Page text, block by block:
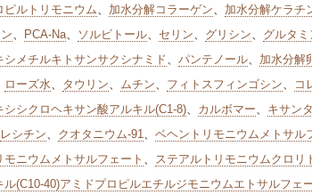
ピルトリモニウム、 加水分解コラーゲン、 加水分解ケラチ
、 PCA-Na、 ソルビトール、 セリン、 グリシン、 グルタミ
シメチルキトサンサクシナミド、 パンテノール、 加水分解
ローズ水、 タウリン、 ムチン、 フィトスフィンゴシン、 コ
シシクロヘキサン酸アルキル(C1-8)、 カルボマー、 キサン
レシチン、 クオタニウム-91、 ベヘントリモニウムメトサル
モニウムメトサルフェート 、 ステアルトリモニウムクロリ
ル(C10-40)アミドプロピルエチルジモニウムエトサルフェ